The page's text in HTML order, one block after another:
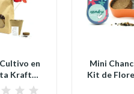
en
Kraft
Mini
Kit de